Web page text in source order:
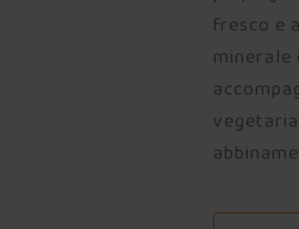
fresco e
minerale